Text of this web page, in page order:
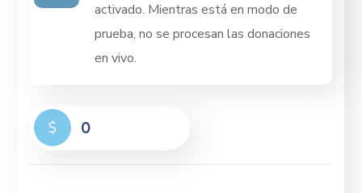
activado. Mientras está en modo de
prueba, no se procesan las donaciones
en vivo.
$ 0